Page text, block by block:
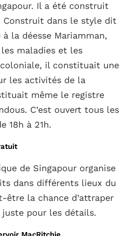
Il a été construit
Construit dans le style dit
la déesse Mariamman,
maladies et les
il constituait une
les activités de la
même le registre
C’est ouvert tous les
18h à 21h.
de Singapour organise
dans différents lieux du
être la chance d’attraper
pour les détails.